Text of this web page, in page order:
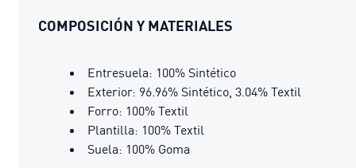
COMPOSICIÓN Y MATERIALES
Entresuela: 100% Sintético
Exterior: 96.96% Sintético, 3.04% Textil
Forro: 100% Textil
Plantilla: 100% Textil
Suela: 100% Goma